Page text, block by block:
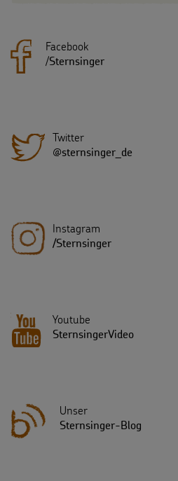
Facebook
/Sternsinger
Twitter
@sternsinger_de
Instagram
/Sternsinger
Youtube
SternsingerVideo
Unser
Sternsinger-Blog